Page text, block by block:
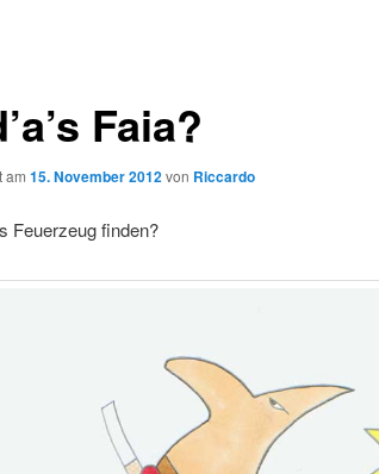
Faia?
am 15. November 2012von Riccardo
Feuerzeug finden?